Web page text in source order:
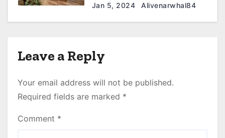
n
Jan 5, 2024 Alivenarwhal84
Leave a Reply
Your email address will not be published.
Required fields are marked *
Comment *